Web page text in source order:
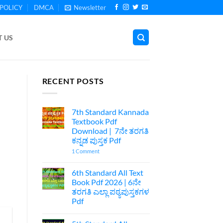
DMCA Newsletter
US
RECENT POSTS
7th Standard Kannada
Textbook Pdf
Download | 7ನೇ ತರಗತಿ
ಕನ್ನಡ ಪುಸ್ತಕ Pdf
1 Commenton
Kannada
Textbook
Pdf
Download
|
ಪುಸ್ತಕ
6th Standard All Text
Book Pdf 2026 | 6ನೇ
ತರಗತಿ ಎಲ್ಲಾ ಪಠ್ಯಪುಸ್ತಕಗಳ
Pdf